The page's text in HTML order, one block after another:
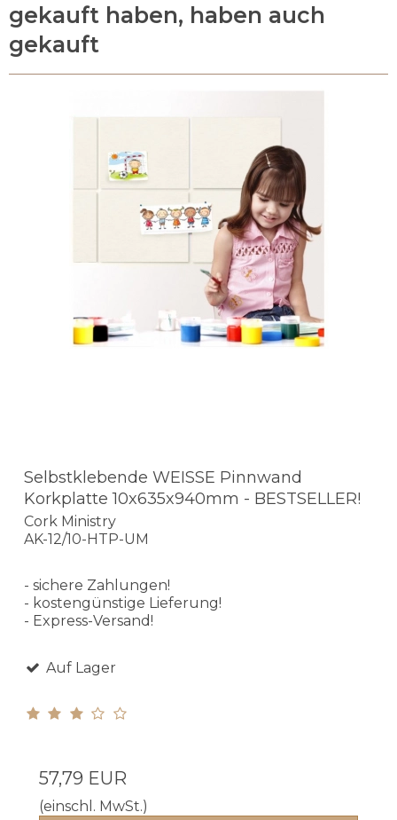
gekauft haben, haben auch
gekauft
Selbstklebende WEISSE Pinnwand
Korkplatte 10x635x940mm - BESTSELLER!
Cork Ministry
AK-12/10-HTP-UM
- sichere Zahlungen!
- kostengünstige Lieferung!
- Express-Versand!
Auf Lager
57,79 EUR
(einschl. MwSt.)